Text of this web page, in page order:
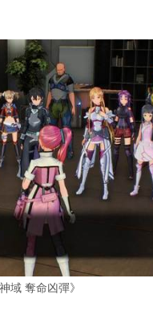
域 奪命凶彈》